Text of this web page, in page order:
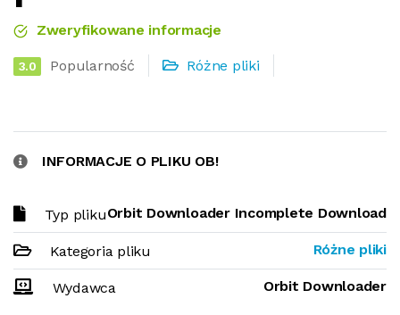
Zweryfikowane informacje
3.0 Popularność Różne pliki
INFORMACJE O PLIKU OB!
Typ plikuOrbit Downloader Incomplete Download
Kategoria pliku Różne pliki
Wydawca Orbit Downloader